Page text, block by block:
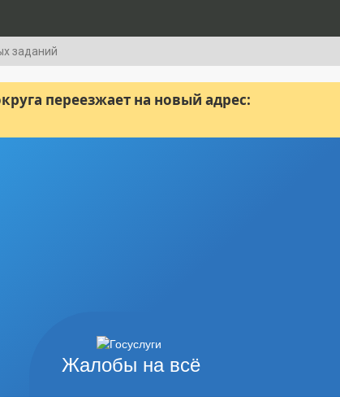
заданий
переезжает на новый адрес:
Жалобы на всё